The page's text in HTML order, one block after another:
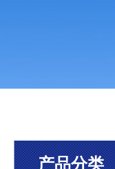
产品分类